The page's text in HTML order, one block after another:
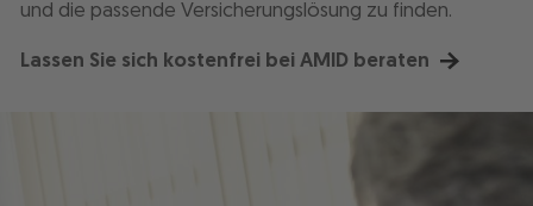
und die passende Versicherungslösung zu finden.
Lassen Sie sich kostenfrei bei AMID beraten